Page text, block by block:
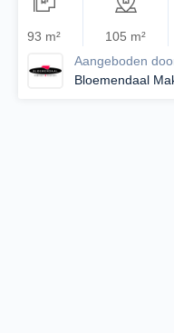
93 m² 105 m²
Aangeboden
Bloemendaal